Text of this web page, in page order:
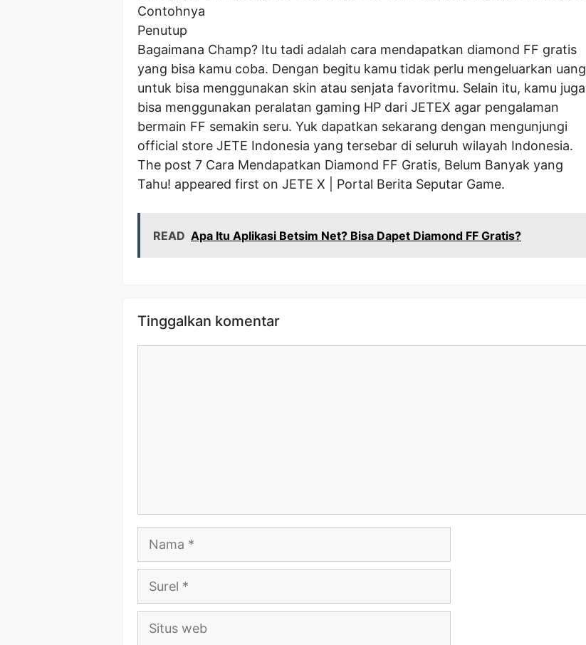
Contohnya
Penutup
Bagaimana Champ? Itu tadi adalah cara mendapatkan diamond FF gratis
yang bisa kamu coba. Dengan begitu kamu tidak perlu mengeluarkan uang
untuk bisa menggunakan skin atau senjata favoritmu. Selain itu, kamu juga
bisa menggunakan peralatan gaming HP dari JETEX agar pengalaman
bermain FF semakin seru. Yuk dapatkan sekarang dengan mengunjungi
official store JETE Indonesia yang tersebar di seluruh wilayah Indonesia.
The post 7 Cara Mendapatkan Diamond FF Gratis, Belum Banyak yang
Tahu! appeared first on JETE X | Portal Berita Seputar Game.
READ Apa Itu Aplikasi Betsim Net? Bisa Dapet Diamond FF Gratis?
Tinggalkan komentar
Surel
Situs
web